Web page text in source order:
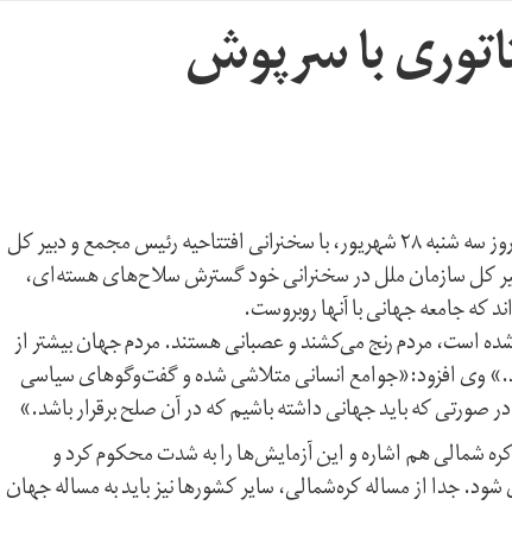
با سرپوش
هفتاد و دومین نشست مجمع عمومی سازمان ملل متحد، روز سه شنبه ۲۸ شهریور، با سخنرانی افتتاحیه رئیس مجمع و دبیر کل
کل سازمان ملل در سخنرانی خود گسترش سلاح‌های هسته‌ای،
جامعه جهانی با آنها روبروست.
مردم رنج می‌کشند و عصبانی هستند. مردم جهان بیشتر از
وی افزود:‌«جوامع انسانی متلاشی شده و گفت‌وگو‌های سیاسی
که باید جهانی داشته باشیم که در آن صلح برقرار باشد.»
شمالی هم اشاره و این آزمایش‌ها را به شدت محکوم کرد و
جدا از مساله کره‌شمالی، سایر کشور‌ها نیز باید به مساله جهان